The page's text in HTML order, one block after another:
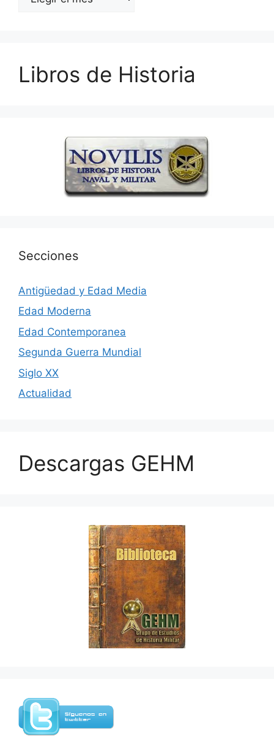
Libros de Historia
Secciones
Antigüedad y Edad Media
Edad Moderna
Edad Contemporanea
Segunda Guerra Mundial
Siglo XX
Actualidad
Descargas GEHM